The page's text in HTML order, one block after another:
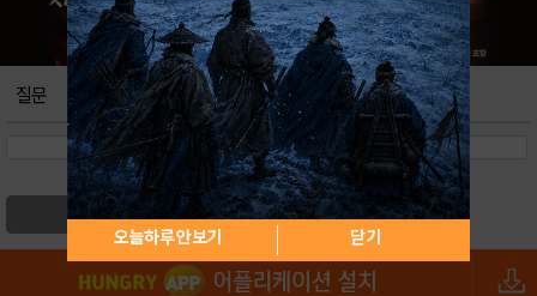
질문
검색
오늘하루 안보기 닫기